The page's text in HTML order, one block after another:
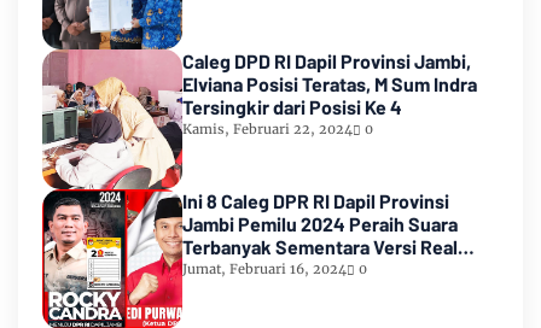
Caleg DPD RI Dapil Provinsi Jambi,
Elviana Posisi Teratas, M Sum Indra
Tersingkir dari Posisi Ke 4
Kamis, Februari 22, 2024 0
Ini 8 Caleg DPR RI Dapil Provinsi
Jambi Pemilu 2024 Peraih Suara
Terbanyak Sementara Versi Real
Count KPU RI
Jumat, Februari 16, 2024 0